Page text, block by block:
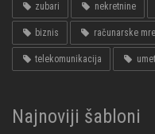
zubari nekretnine
biznis računarske
telekomunikacija
Najnoviji šabloni